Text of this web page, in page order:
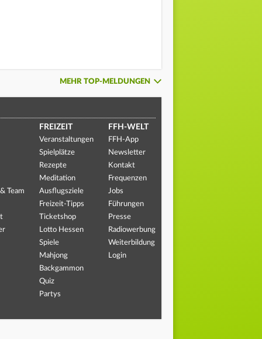
MEHR TOP-MELDUNGEN
Team
FREIZEIT
Veranstaltungen
Spielplätze
Rezepte
Meditation
Ausflugsziele
Freizeit-Tipps
Ticketshop
Lotto Hessen
Spiele
Mahjong
Backgammon
Quiz
Partys
FFH-WELT
FFH-App
Newsletter
Kontakt
Frequenzen
Jobs
Führungen
Presse
Radiowerbung
Weiterbildung
Login